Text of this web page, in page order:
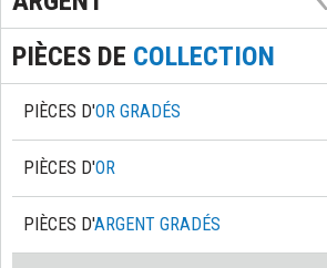
PIÈCES DE COLLECTION
PIÈCES D'OR GRADÉS
PIÈCES D'OR
PIÈCES D'ARGENT GRADÉS